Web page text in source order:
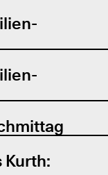
Kurth: